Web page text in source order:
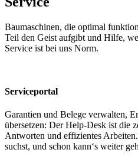
Baumaschinen, die optimal
Teil den Geist aufgibt und Hilfe,
Service ist bei uns Norm.
Serviceportal
Garantien und Belege verwalten,
übersetzen: Der Help-Desk ist die
Antworten und effizientes
suchst, und schon kann‘s weiter